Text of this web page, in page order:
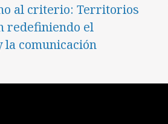
al criterio: Territorios
redefiniendo el
comunicación